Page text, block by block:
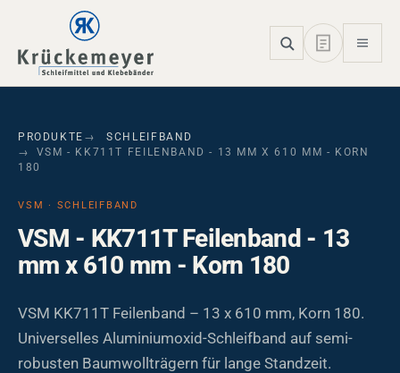
Skip to main navigation
Skip to main content
Skip to page footer
PRODUKTE
SCHLEIFBAND
VSM - KK711T FEILENBAND - 13 MM X 610 MM - KORN
180
VSM · SCHLEIFBAND
VSM - KK711T Feilenband - 13
mm x 610 mm - Korn 180
VSM KK711T Feilenband – 13 x 610 mm, Korn 180.
Universelles Aluminiumoxid-Schleifband auf semi-
robusten Baumwollträgern für lange Standzeit.